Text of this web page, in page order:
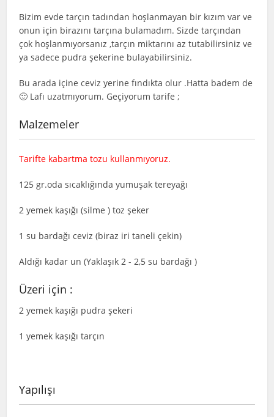
Bizim evde tarçın tadından hoşlanmayan bir kızım var ve
onun için birazını tarçına bulamadım. Sizde tarçından
çok hoşlanmıyorsanız ,tarçın miktarını az tutabilirsiniz ve
ya sadece pudra şekerine bulayabilirsiniz.
Bu arada içine ceviz yerine fındıkta olur .Hatta badem de
🙂 Lafı uzatmıyorum. Geçiyorum tarife ;
Malzemeler
Tarifte kabartma tozu kullanmıyoruz.
125 gr.oda sıcaklığında yumuşak tereyağı
2 yemek kaşığı (silme ) toz şeker
1 su bardağı ceviz (biraz iri taneli çekin)
Aldığı kadar un (Yaklaşık 2 - 2,5 su bardağı )
Üzeri için :
2 yemek kaşığı pudra şekeri
1 yemek kaşığı tarçın
Yapılışı